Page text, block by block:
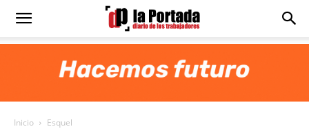
Diario
Inicio Esquel